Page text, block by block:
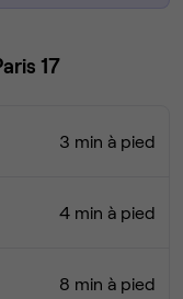
17
3 min à pied
4 min à pied
8 min à pied